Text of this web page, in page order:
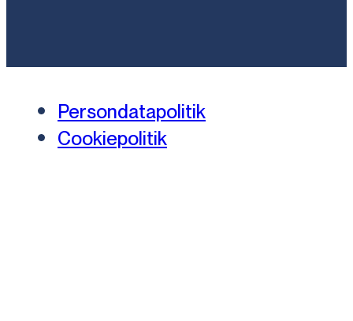
Persondatapolitik
Cookiepolitik